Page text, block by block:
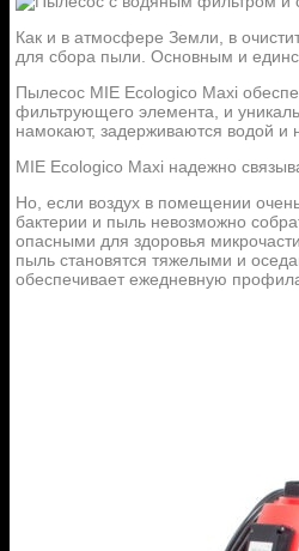
Как и в атмосфере Земли, в
для сбора пыли. Основным и
Пылесос MIE Ecologico Maxi
фильтрующего элемента, и
намокают, задерживаются водой и
MIE Ecologico Maxi надежно
Но, если воздух в помещении
бактерии и пыль невозможно
опасными для здоровья
пыль становятся тяжелыми и
обеспечивает ежедневную